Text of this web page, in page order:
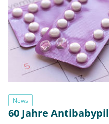
News
60 Jahre